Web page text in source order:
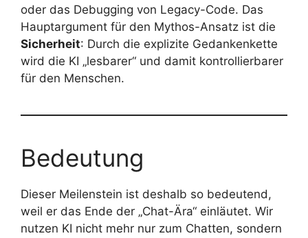
oder das Debugging von Legacy-Code. Das
Hauptargument für den Mythos-Ansatz ist die
Sicherheit: Durch die explizite Gedankenkette
wird die KI „lesbarer“ und damit kontrollierbarer
für den Menschen.
Bedeutung
Dieser Meilenstein ist deshalb so bedeutend,
weil er das Ende der „Chat-Ära“ einläutet. Wir
nutzen KI nicht mehr nur zum Chatten, sondern